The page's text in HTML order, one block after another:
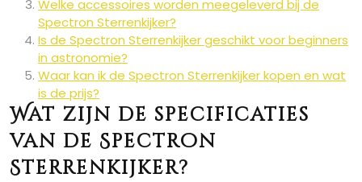
Welke accessoires worden meegeleverd bij de
Spectron Sterrenkijker?
Is de Spectron Sterrenkijker geschikt voor beginners
in astronomie?
Waar kan ik de Spectron Sterrenkijker kopen en wat
is de prijs?
Wat zijn de specificaties
van de Spectron
Sterrenkijker?